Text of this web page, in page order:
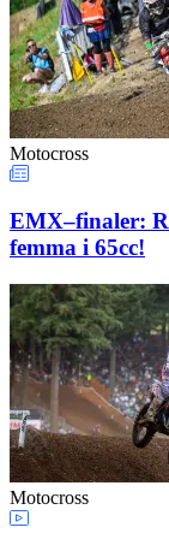
Motocross
EMX–finaler:
femma i 65cc!
Motocross